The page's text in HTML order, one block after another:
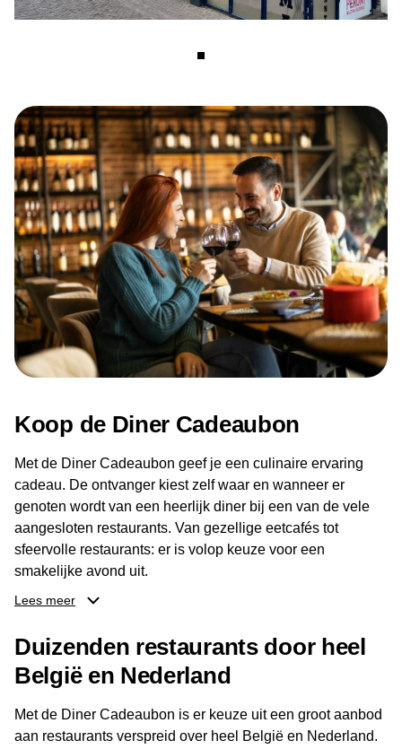
Koop de Diner Cadeaubon
Met de Diner Cadeaubon geef je een culinaire ervaring
cadeau. De ontvanger kiest zelf waar en wanneer er
genoten wordt van een heerlijk diner bij een van de vele
aangesloten restaurants. Van gezellige eetcafés tot
sfeervolle restaurants: er is volop keuze voor een
smakelijke avond uit.
ontvanger eenvoudig een locatie kiezen die past bij de
smaak en gelegenheid. Zo geeft de Diner Cadeaubon niet
alleen een diner, maar ook een gezellig moment om
Lees meer
Duizenden restaurants door heel
België en Nederland
Met de Diner Cadeaubon is er keuze uit een groot aanbod
aan restaurants verspreid over heel België en Nederland.